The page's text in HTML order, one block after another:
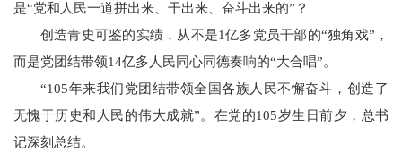
是“党和人民一道拼出来、干出来、奋斗出来的”？
创造青史可鉴的实绩，从不是1亿多党员干部的“独角戏”，
而是党团结带领14亿多人民同心同德奏响的“大合唱”。
“105年来我们党团结带领全国各族人民不懈奋斗，创造了
无愧于历史和人民的伟大成就”。在党的105岁生日前夕，总书
记深刻总结。